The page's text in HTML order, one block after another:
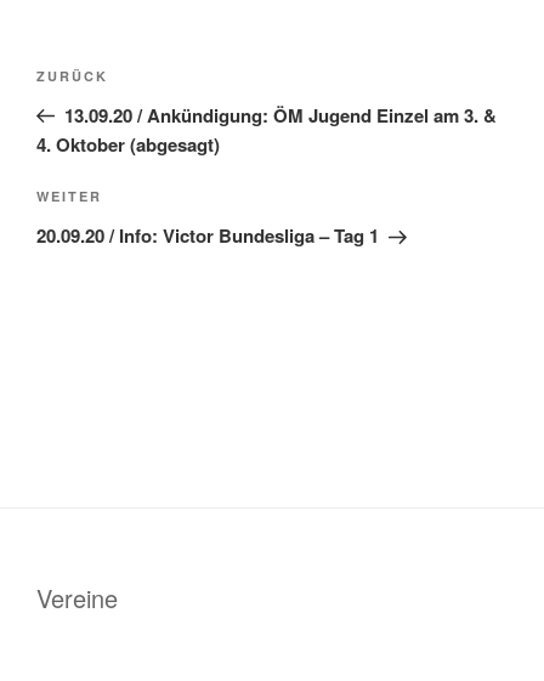
Beitragsnavigation
Vorheriger
Beitrag
ZURÜCK
13.09.20 / Ankündigung: ÖM Jugend Einzel am 3. &
4. Oktober (abgesagt)
Nächster
Beitrag
WEITER
20.09.20 / Info: Victor Bundesliga – Tag 1
Vereine